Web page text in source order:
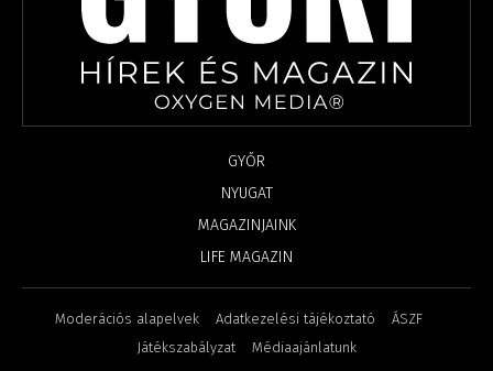
GYŐR
NYUGAT
MAGAZINJAINK
LIFE MAGAZIN
Moderációs alapelvek Adatkezelési tájékoztató
ÁSZF
Játékszabályzat
Médiaajánlatunk